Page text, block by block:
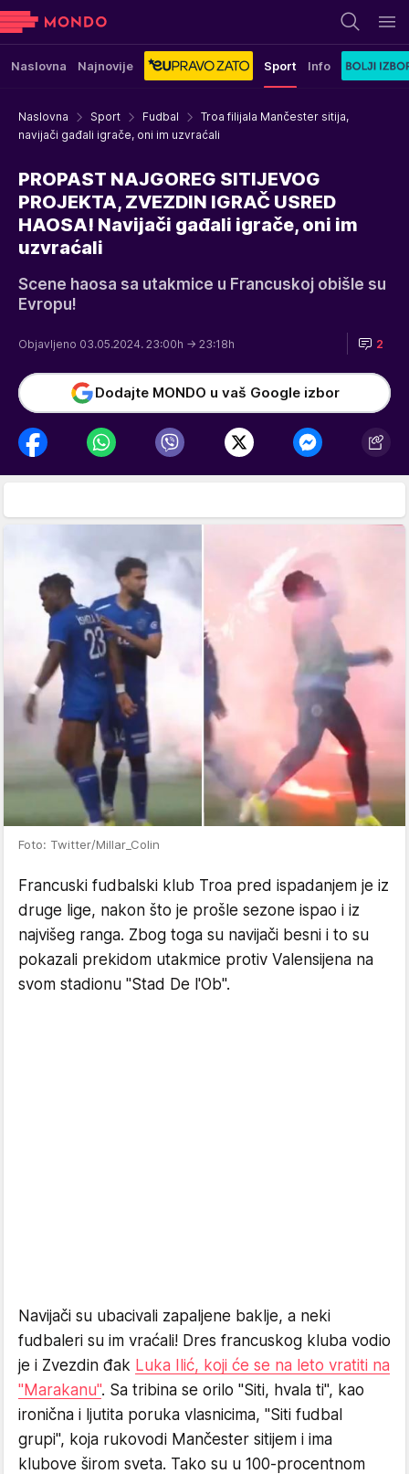
Naslovna Najnovije Sport Info
Naslovna Sport Fudbal
Troa filijala Mančester sitija,
navijači gađali igrače, oni im uzvraćali
PROPAST NAJGOREG SITIJEVOG
PROJEKTA, ZVEZDIN IGRAČ USRED
HAOSA! Navijači gađali igrače, oni im
uzvraćali
Scene haosa sa utakmice u Francuskoj obišle su
Evropu!
Objavljeno 03.05.2024. 23:00h → 23:18h 2
Dodajte MONDO u vaš Google izbor
Foto: Twitter/Millar_Colin
Francuski fudbalski klub Troa pred ispadanjem je iz
druge lige, nakon što je prošle sezone ispao i iz
najvišeg ranga. Zbog toga su navijači besni i to su
pokazali prekidom utakmice protiv Valensijena na
svom stadionu "Stad De l'Ob".
Navijači su ubacivali zapaljene baklje, a neki
fudbaleri su im vraćali! Dres francuskog kluba vodio
je i Zvezdin đak Luka Ilić, koji će se na leto vratiti na
"Marakanu". Sa tribina se orilo "Siti, hvala ti", kao
ironična i ljutita poruka vlasnicima, "Siti fudbal
grupi", koja rukovodi Mančester sitijem i ima
klubove širom sveta. Tako su u 100-procentnom